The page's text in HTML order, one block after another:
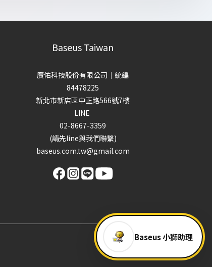
Baseus Taiwan
廣佑科技股份有限公司｜統編
84478225
新北市新店區中正路566號7樓
LINE
02-8667-3359
(請先line與我們聯繫)
baseus.com.tw@gmail.com
Baseus 小獅助理